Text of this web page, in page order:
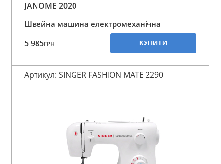
JANOME 2020
Швейна машина електромеханічна
5 985ГРН КУПИТИ
Артикул: SINGER FASHION MATE 2290